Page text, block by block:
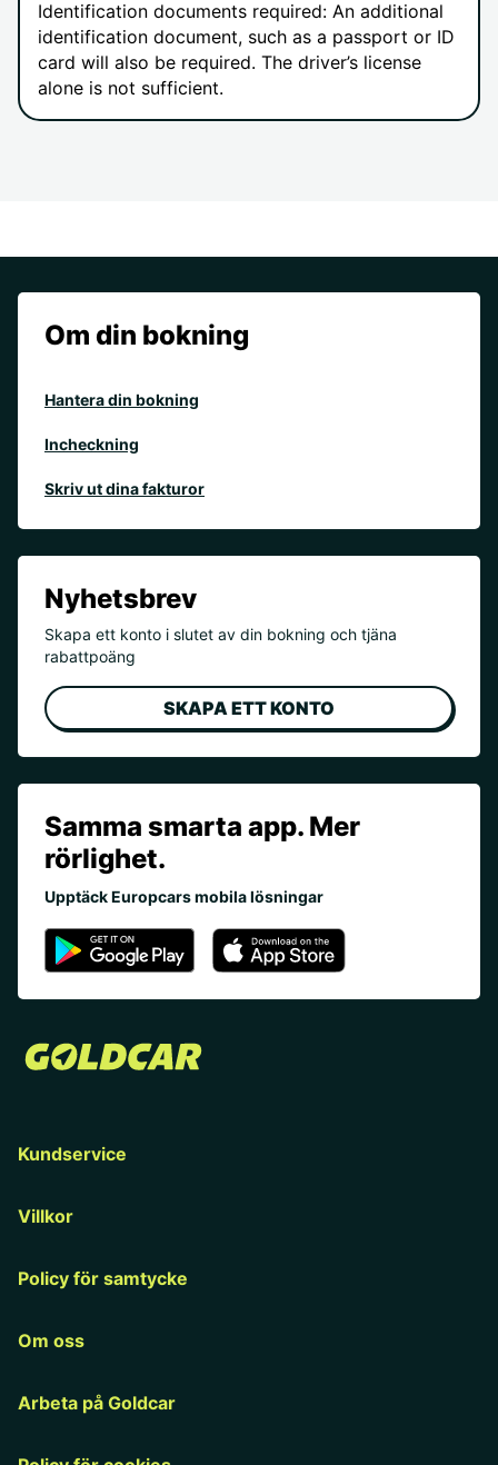
Identification documents required: An additional
identification document, such as a passport or ID
card will also be required. The driver’s license
alone is not sufficient.
Om din bokning
Hantera din bokning
Incheckning
Skriv ut dina fakturor
Nyhetsbrev
Skapa ett konto i slutet av din bokning och tjäna
rabattpoäng
SKAPA ETT KONTO
Samma smarta app. Mer
rörlighet.
Upptäck Europcars mobila lösningar
Kundservice
Villkor
Policy för samtycke
Om oss
Arbeta på Goldcar